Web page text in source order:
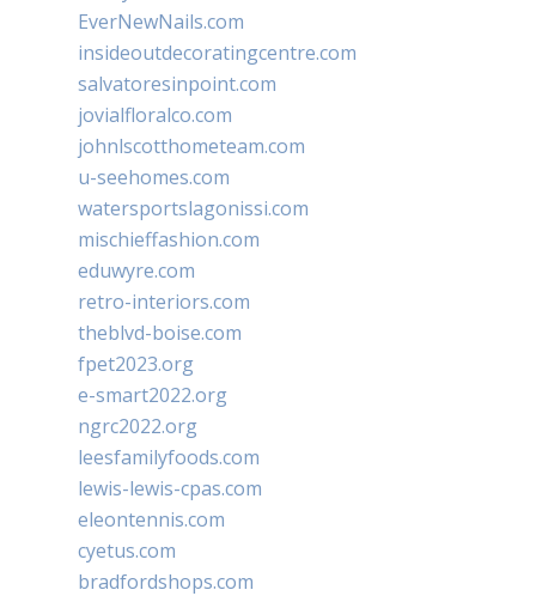
EverNewNails.com
insideoutdecoratingcentre.com
salvatoresinpoint.com
jovialfloralco.com
johnlscotthometeam.com
u-seehomes.com
watersportslagonissi.com
mischieffashion.com
eduwyre.com
retro-interiors.com
theblvd-boise.com
fpet2023.org
e-smart2022.org
ngrc2022.org
leesfamilyfoods.com
lewis-lewis-cpas.com
eleontennis.com
cyetus.com
bradfordshops.com